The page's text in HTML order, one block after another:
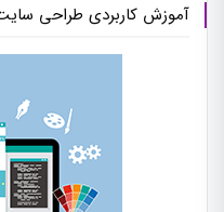
آموزش کاربردی طراحی